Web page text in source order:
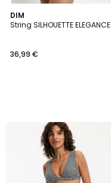
DIM
String SILHOUETTE ELEGANCE
36,99 €